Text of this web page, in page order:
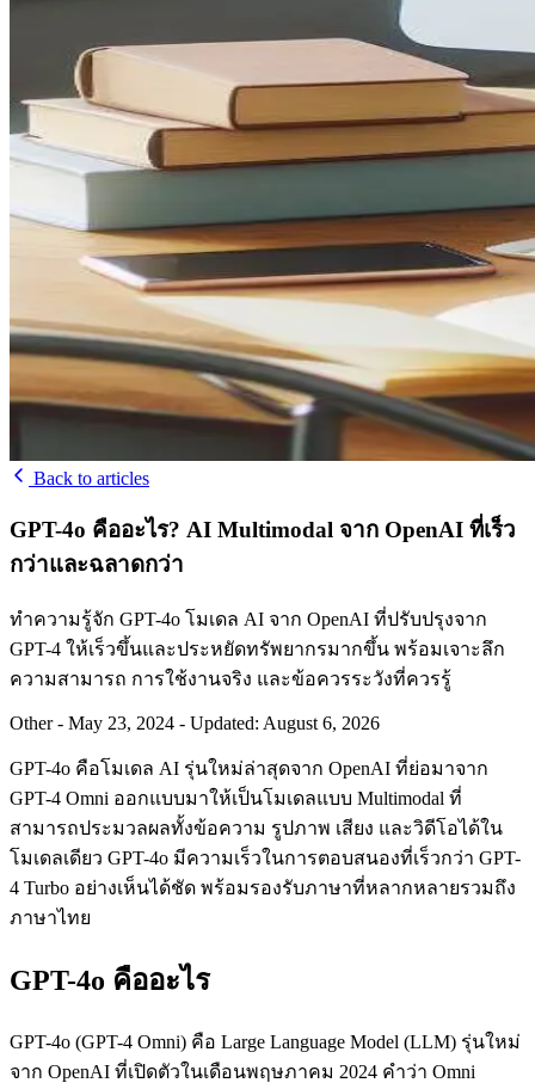
Back to articles
GPT-4o คืออะไร? AI Multimodal จาก OpenAI ที่เร็ว
กว่าและฉลาดกว่า
ทำความรู้จัก GPT-4o โมเดล AI จาก OpenAI ที่ปรับปรุงจาก
GPT-4 ให้เร็วขึ้นและประหยัดทรัพยากรมากขึ้น พร้อมเจาะลึก
ความสามารถ การใช้งานจริง และข้อควรระวังที่ควรรู้
Other- May 23, 2024 - Updated: August 6, 2026
GPT-4o คือโมเดล AI รุ่นใหม่ล่าสุดจาก OpenAI ที่ย่อมาจาก
GPT-4 Omni ออกแบบมาให้เป็นโมเดลแบบ Multimodal ที่
สามารถประมวลผลทั้งข้อความ รูปภาพ เสียง และวิดีโอได้ใน
โมเดลเดียว GPT-4o มีความเร็วในการตอบสนองที่เร็วกว่า GPT-
4 Turbo อย่างเห็นได้ชัด พร้อมรองรับภาษาที่หลากหลายรวมถึง
ภาษาไทย
GPT-4o คืออะไร
GPT-4o (GPT-4 Omni) คือ Large Language Model (LLM) รุ่นใหม่
จาก OpenAI ที่เปิดตัวในเดือนพฤษภาคม 2024 คำว่า Omni